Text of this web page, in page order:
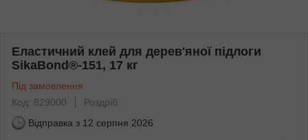
Еластичний клей для дерев'яної підлоги
SikaBond®-151, 17 кг
Під замовлення
Код: 829000
Роздріб
Відправка з 12 серпня 2026